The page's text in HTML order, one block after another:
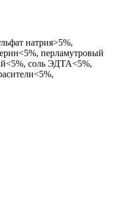
натрия>5%,
перламутровый
соль ЭДТА<5%,